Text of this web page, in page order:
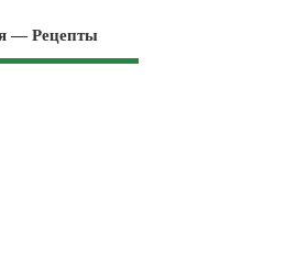
— Рецепты